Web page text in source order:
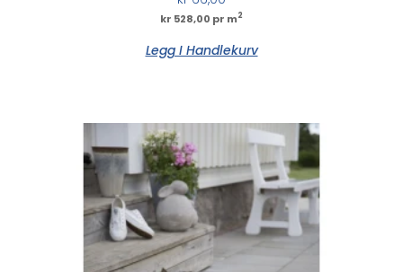
kr 528,00 pr m2
Legg I Handlekurv